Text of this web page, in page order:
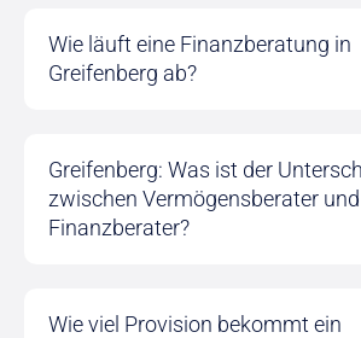
Wie läuft eine Finanzberatung in
Greifenberg ab?
Greifenberg: Was ist der
zwischen Vermögensberater und
Finanzberater?
Wie viel Provision bekommt ein